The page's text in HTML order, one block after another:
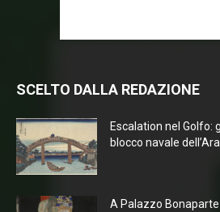
SCELTO DALLA REDAZIONE
Escalation nel Golfo:
blocco navale
A Palazzo